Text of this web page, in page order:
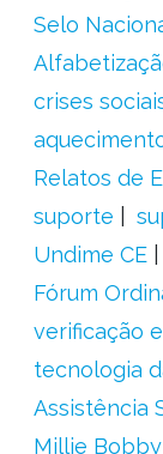
Selo
crises
Relatos de
suporte
Undime CE
Fórum
verificação
tecnologia
Assistência
Millie